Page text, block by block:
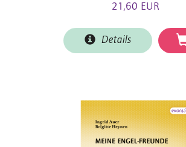
21,60 EUR
Details